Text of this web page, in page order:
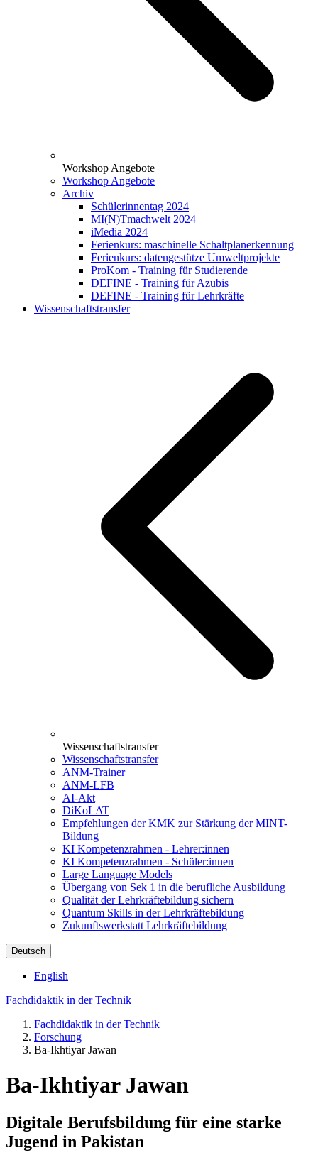
Workshop Angebote
Workshop Angebote
Archiv
Schülerinnentag 2024
MI(N)Tmachwelt 2024
iMedia 2024
Ferienkurs: maschinelle Schaltplanerkennung
Ferienkurs: datengestütze Umweltprojekte
ProKom - Training für Studierende
DEFINE - Training für Azubis
DEFINE - Training für Lehrkräfte
Wissenschaftstransfer
Wissenschaftstransfer
Wissenschaftstransfer
ANM-Trainer
ANM-LFB
AI-Akt
DiKoLAT
Empfehlungen der KMK zur Stärkung der MINT-
Bildung
KI Kompetenzrahmen - Lehrer:innen
KI Kompetenzrahmen - Schüler:innen
Large Language Models
Übergang von Sek 1 in die berufliche Ausbildung
Qualität der Lehrkräftebildung sichern
Quantum Skills in der Lehrkräftebildung
Zukunftswerkstatt Lehrkräftebildung
Deutsch
English
Fachdidaktik in der Technik
Fachdidaktik in der Technik
Forschung
Ba-Ikhtiyar Jawan
Ba-Ikhtiyar Jawan
Digitale Berufsbildung für eine starke
Jugend in Pakistan